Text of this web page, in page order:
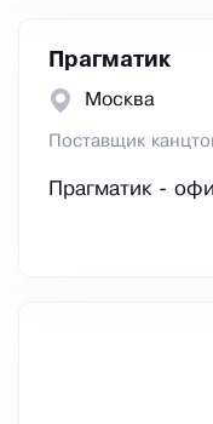
Прагматик
Москва
Поставщик
Прагматик -